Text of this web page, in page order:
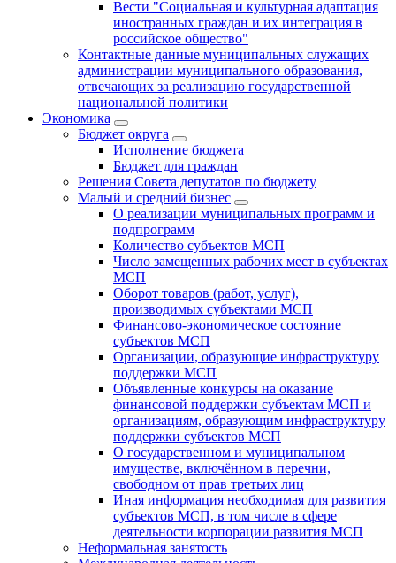
Вести "Социальная и культурная адаптация
иностранных граждан и их интеграция в
российское общество"
Контактные данные муниципальных служащих
администрации муниципального образования,
отвечающих за реализацию государственной
национальной политики
Экономика
Бюджет округa
Исполнение бюджета
Бюджет для граждан
Решения Совета депутатов по бюджету
Малый и средний бизнес
О реализации муниципальных программ и
подпрограмм
Количество субъектов МСП
Число замещенных рабочих мест в субъектах
МСП
Оборот товаров (работ, услуг),
производимых субъектами МСП
Финансово-экономическое состояние
субъектов МСП
Организации, образующие инфраструктуру
поддержки МСП
Объявленные конкурсы на оказание
финансовой поддержки субъектам МСП и
организациям, образующим инфраструктуру
поддержки субъектов МСП
О государственном и муниципальном
имуществе, включённом в перечни,
свободном от прав третьих лиц
Иная информация необходимая для развития
субъектов МСП, в том числе в сфере
деятельности корпорации развития МСП
Неформальная занятость